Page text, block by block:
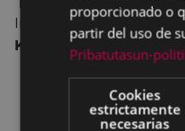
Interpretación:Idris
Kgoroge, Riaad
proporcionado o
partir del uso de
Pribatutasun-
Cookies
estrictamente
necesarias